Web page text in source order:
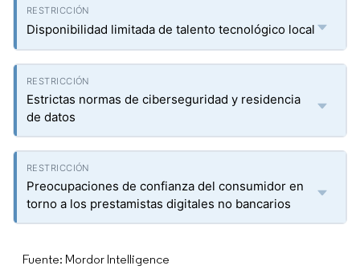
Disponibilidad limitada de talento tecnológico local
Estrictas normas de ciberseguridad y residencia
de datos
Preocupaciones de confianza del consumidor en
torno a los prestamistas digitales no bancarios
Fuente: Mordor Intelligence